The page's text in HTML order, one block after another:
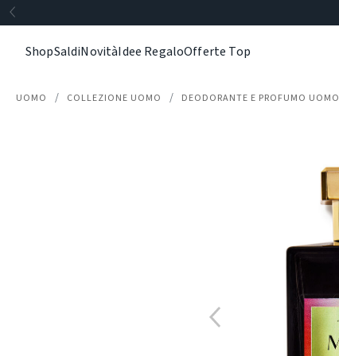
ShopSaldiNovitàIdee RegaloOfferte Top
UOMO COLLEZIONE UOMO DEODORANTE E PROFUMO UOMO